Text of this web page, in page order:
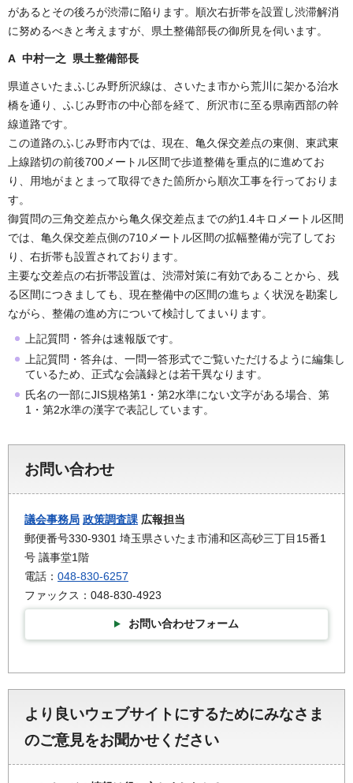
があるとその後ろが渋滞に陥ります。順次右折帯を設置し渋滞解消
に努めるべきと考えますが、県土整備部長の御所見を伺います。
A 中村一之 県土整備部長
県道さいたまふじみ野所沢線は、さいたま市から荒川に架かる治水
橋を通り、ふじみ野市の中心部を経て、所沢市に至る県南西部の幹
線道路です。
この道路のふじみ野市内では、現在、亀久保交差点の東側、東武東
上線踏切の前後700メートル区間で歩道整備を重点的に進めてお
り、用地がまとまって取得できた箇所から順次工事を行っておりま
す。
御質問の三角交差点から亀久保交差点までの約1.4キロメートル区間
では、亀久保交差点側の710メートル区間の拡幅整備が完了してお
り、右折帯も設置されております。
主要な交差点の右折帯設置は、渋滞対策に有効であることから、残
る区間につきましても、現在整備中の区間の進ちょく状況を勘案し
ながら、整備の進め方について検討してまいります。
上記質問・答弁は速報版です。
上記質問・答弁は、一問一答形式でご覧いただけるように編集し
ているため、正式な会議録とは若干異なります。
氏名の一部にJIS規格第1・第2水準にない文字がある場合、第
1・第2水準の漢字で表記しています。
お問い合わせ
議会事務局 政策調査課 広報担当
郵便番号330-9301 埼玉県さいたま市浦和区高砂三丁目15番1
号 議事堂1階
電話： 048-830-6257
ファックス：048-830-4923
お問い合わせフォーム
より良いウェブサイトにするためにみなさま
のご意見をお聞かせください